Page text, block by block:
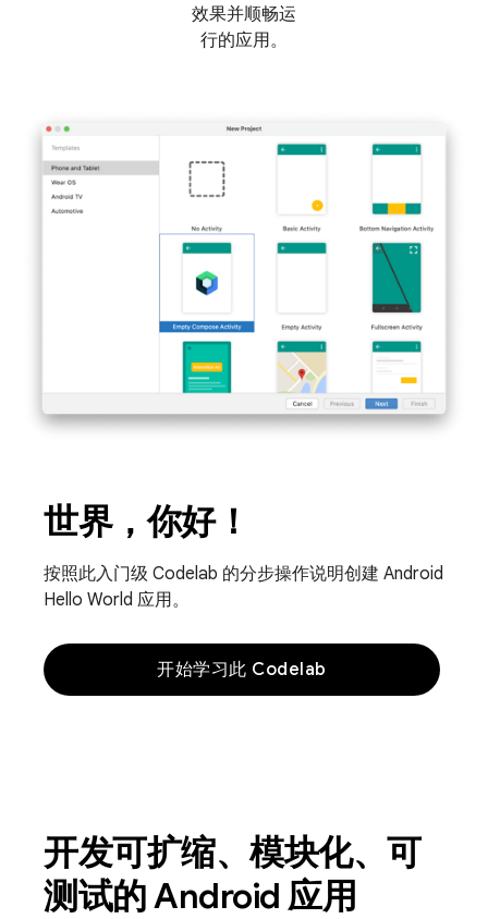
效果并顺畅运
行的应用。
世界，你好！
按照此入门级 Codelab 的分步操作说明创建 Android
Hello World 应用。
开始学习此 Codelab
开发可扩缩、模块化、可
测试的 Android 应用